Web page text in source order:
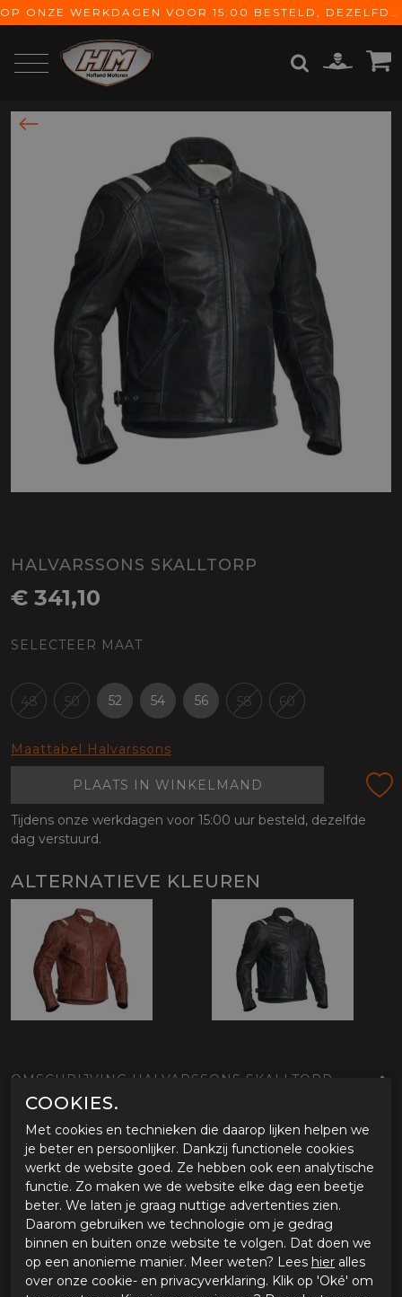
OP ONZE WERKDAGEN VOOR 15:00 BESTELD, DEZELFDE DAG VERZONDEN! GRATIS VERZENDING VANAF € 65,-
HALVARSSONS SKALLTORP
€ 341,10
SELECTEER MAAT
48 50 52 54 56 58 60
Maattabel Halvarssons
PLAATS IN WINKELMAND
Tijdens onze werkdagen voor 15:00 uur besteld, dezelfde
dag verstuurd.
ALTERNATIEVE KLEUREN
OMSCHRIJVING HALVARSSONS SKALLTORP
Eigenschappen Halvarssons Skalltorp
Type rijder
Klassieke vier seizoenen jas
Soepel vallende lederen jas voor de chopper/retro rijder
CE gecertificeerd tot klasse AA
Buitenlaag en protectie
Vintage geitenleder
Verstevigend High-Art op de schouders en ellebogen
Verstelbare CE level 2 schouder- en
COOKIES.
Met cookies en technieken die daarop lijken helpen we
je beter en persoonlijker. Dankzij functionele cookies
werkt de website goed. Ze hebben ook een analytische
functie. Zo maken we de website elke dag een beetje
beter. We laten je graag nuttige advertenties zien.
Daarom gebruiken we technologie om je gedrag
binnen en buiten onze website te volgen. Dat doen we
op een anonieme manier. Meer weten? Lees hier alles
over onze cookie- en privacyverklaring. Klik op 'Oké' om